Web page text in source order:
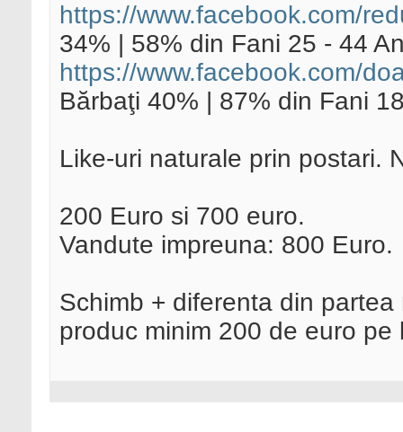
https://www.facebook.com/
34% | 58% din Fani 25 - 44
https://www.facebook.com/
Bărbaţi 40% | 87% din Fani
Like-uri naturale prin postari.
200 Euro si 700 euro.
Vandute impreuna: 800 Euro.
Schimb + diferenta din
produc minim 200 de euro pe